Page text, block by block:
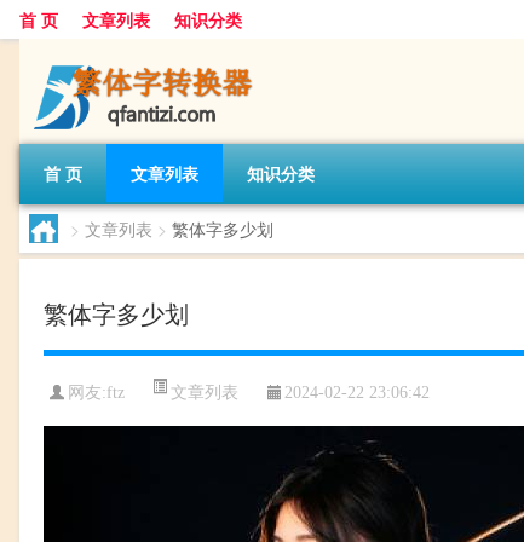
首 页 文章列表 知识分类
首 页 文章列表 知识分类
> 文章列表 > 繁体字多少划
繁体字多少划
网友:ftz 文章列表 2024-02-22 23:06:42